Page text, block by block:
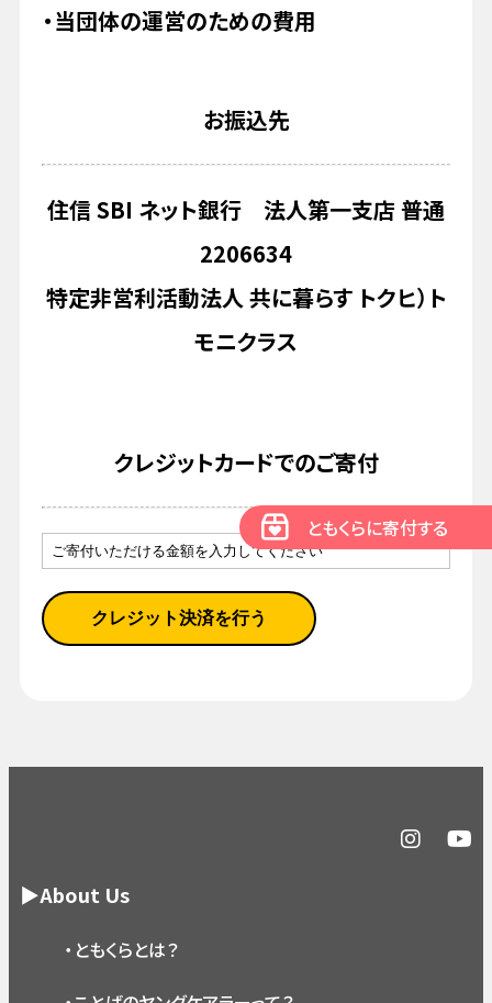
・当団体の運営のための費用
お振込先
住信 SBI ネット銀行 法人第一支店 普通
2206634
特定非営利活動法人 共に暮らす トクヒ）ト
モニクラス
クレジットカードでのご寄付
ともくらに寄付する
▶About Us
・ともくらとは？